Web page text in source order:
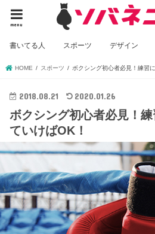
menu
書いてる人 スポーツ デザイン
HOME スポーツ ボクシング初心者必見！練習
2018.08.21 2020.01.26
ボクシング初心者必見！
ていけばOK！